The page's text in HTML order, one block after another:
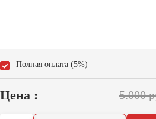
Полная оплата (5%)
Цена : 5.000